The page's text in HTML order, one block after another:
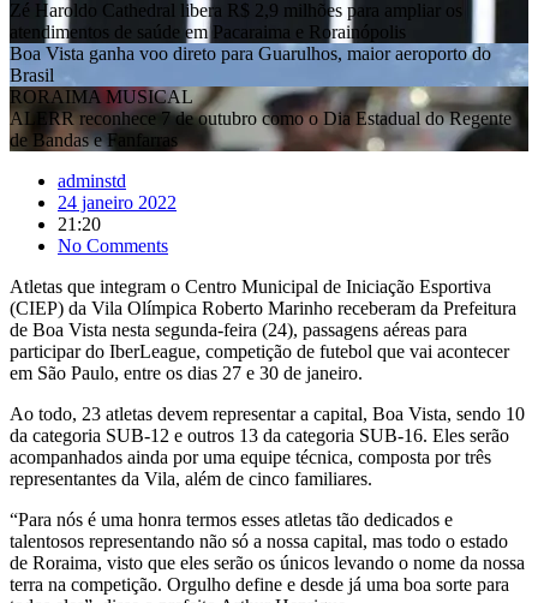
Zé Haroldo Cathedral libera R$ 2,9 milhões para ampliar os
atendimentos de saúde em Pacaraima e Rorainópolis
Boa Vista ganha voo direto para Guarulhos, maior aeroporto do
Brasil
RORAIMA MUSICAL
ALERR reconhece 7 de outubro como o Dia Estadual do Regente
de Bandas e Fanfarras
adminstd
24 janeiro 2022
21:20
No Comments
Atletas que integram o Centro Municipal de Iniciação Esportiva
(CIEP) da Vila Olímpica Roberto Marinho receberam da Prefeitura
de Boa Vista nesta segunda-feira (24), passagens aéreas para
participar do IberLeague, competição de futebol que vai acontecer
em São Paulo, entre os dias 27 e 30 de janeiro.
Ao todo, 23 atletas devem representar a capital, Boa Vista, sendo 10
da categoria SUB-12 e outros 13 da categoria SUB-16. Eles serão
acompanhados ainda por uma equipe técnica, composta por três
representantes da Vila, além de cinco familiares.
“Para nós é uma honra termos esses atletas tão dedicados e
talentosos representando não só a nossa capital, mas todo o estado
de Roraima, visto que eles serão os únicos levando o nome da nossa
terra na competição. Orgulho define e desde já uma boa sorte para